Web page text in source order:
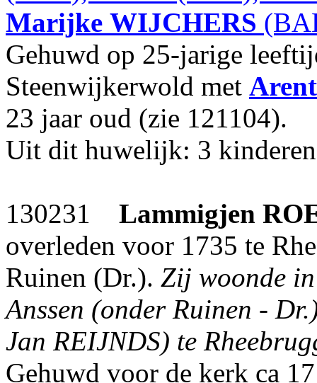
Marijke WIJCHERS
Gehuwd op 25-jarige
Steenwijkerwold met Arent
23 jaar oud (zie 121104).
Uit dit huwelijk: 3
130231 Lammigjen
overleden voor 1735 te
Ruinen (Dr.). Zij woonde
Anssen (onder Ruinen -
Jan REIJNDS) te
Gehuwd voor de kerk ca